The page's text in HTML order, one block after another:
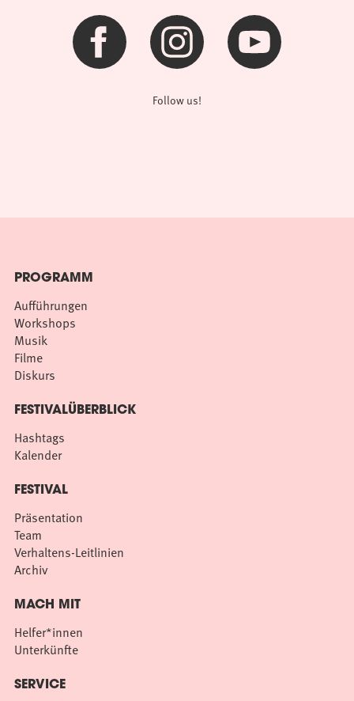
Follow us!
PROGRAMM
Aufführungen
Workshops
Musik
Filme
Diskurs
FESTIVALÜBERBLICK
Hashtags
Kalender
FESTIVAL
Präsentation
Team
Verhaltens-Leitlinien
Archiv
MACH MIT
Helfer*innen
Unterkünfte
SERVICE